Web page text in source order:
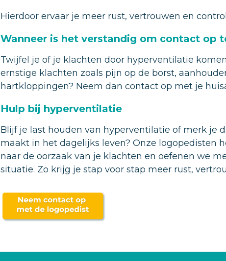
Hierdoor ervaar je meer rust, vertrouwen en
Wanneer is het verstandig om contact op
Twijfel je of je klachten door hyperventilatie
ernstige klachten zoals pijn op de borst,
hartkloppingen? Neem dan contact op met je
Hulp bij hyperventilatie
Blijf je last houden van hyperventilatie of merk je
maakt in het dagelijks leven? Onze logopedisten
naar de oorzaak van je klachten en oefenen we
situatie. Zo krijg je stap voor stap meer rust,